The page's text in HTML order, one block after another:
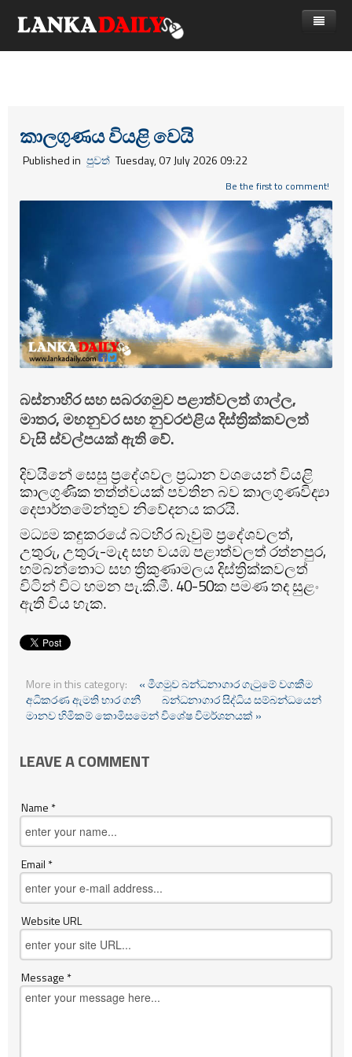
කාලගුණය වියළි වෙයි
Published in පුවත් Tuesday, 07 July 2026 09:22
Be the first to comment!
බස්නාහිර සහ සබරගමුව පළාත්වලත් ගාල්ල,
මාතර, මහනුවර සහ නුවරඑළිය දිස්ත්‍රික්කවලත්
වැසි ස්වල්පයක් ඇති වේ.
දිවයිනේ සෙසු ප්‍රදේශවල ප්‍රධාන වශයෙන් වියළි
කාලගුණික තත්ත්වයක් පවතින බව කාලගුණවිද්‍යා
දෙපාර්තමේන්තුව නිවේදනය කරයි.
මධ්‍යම කඳුකරයේ බටහිර බෑවුම් ප්‍රදේශවලත්,
උතුරු, උතුරු-මැද සහ වයඹ පළාත්වලත් රත්නපුර,
හම්බන්තොට සහ ත්‍රිකුණාමලය දිස්ත්‍රික්කවලත්
විටින් විට හමන පැ.කි.මී. 40-50ක පමණ තද සුළං
ඇති විය හැක.
More in this category:
« මීගමුව බන්ධනාගාර ගැටුමේ වගකීම
අධිකරණ ඇමති භාර ගනී
බන්ධනාගාර සිද්ධිය සම්බන්ධයෙන්
මානව හිමිකම් කොමිසමෙන් විශේෂ විමර්ශනයක් »
LEAVE A COMMENT
Name *
Email *
Website URL
Message *
ක්‍රීඩා
විශේෂාංග
Life
විඩියෝ ගැලරිය
විමසීම්